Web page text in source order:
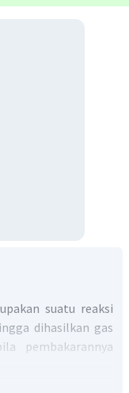
suatu reaksi
dihasilkan gas
pembakarannya